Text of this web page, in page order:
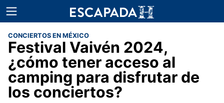
CONCIERTOS EN MÉXICO
Festival Vaivén 2024,
¿cómo tener acceso al
camping para disfrutar de
los conciertos?